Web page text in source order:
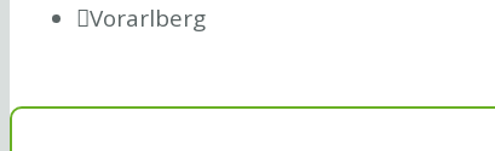
Vorarlberg